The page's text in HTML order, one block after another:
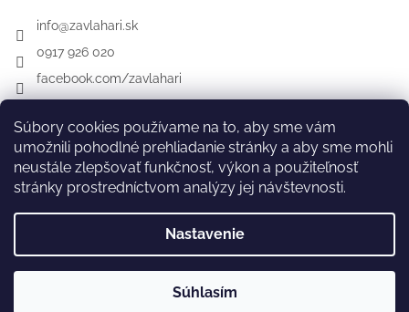
Súbory cookies používame na to, aby sme vám
umožnili pohodlné prehliadanie stránky a aby sme mohli
neustále zlepšovať funkčnosť, výkon a použiteľnosť
stránky prostredníctvom analýzy jej návštevnosti.
Nastavenie
Súhlasím
info@zavlahari.sk
0917 926 020
facebook.com/zavlahari
GARDENA McCULLOCH CZ AT DE
Vytvoril Shoptet
zavlahari.sk. Všetky práva vyhradené.